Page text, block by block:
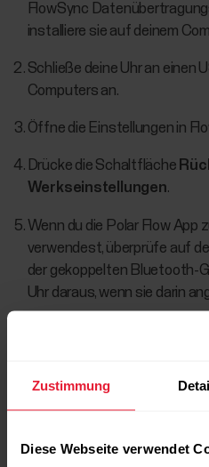
Zustimmung
Diese Webseite verwendet
FlowSync
installiere sie auf deinem
Schließe deine Uhr an einen
Computers an.
Öffne die Einstellungen in
Drücke die Schaltfläche
Werkseinstellungen.
Wenn du die Polar Flow App
verwendest, überprüfe auf
der gekoppelten Bluetooth-
Uhr daraus, wenn sie darin
Jetzt musst du deine Uhr
Einrichtung dasselbe Polar
Zurücksetzen zu verwenden.